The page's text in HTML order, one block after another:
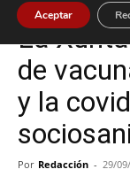
Gondomar
La
de
y la
Por Redacción - 29/
Aceptar